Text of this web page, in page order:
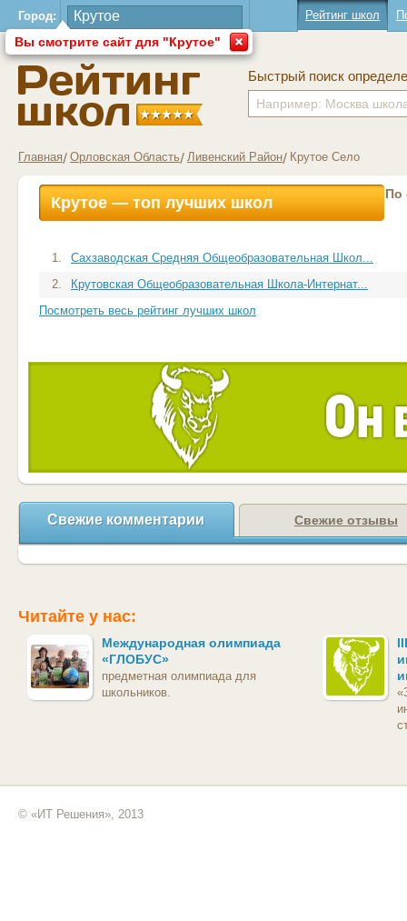
Город:
Вы смотрите сайт для "Крутое"
Рейтинг школ
Быстрый поиск
Главная Орловская Область Ливенский Район Крутое Село
Крутое — топ лучших школ По
1.
Сахзаводская Средняя Общеобразовательная Школ...
2.
Крутовская Общеобразовательная Школа-Интернат...
Посмотреть весь рейтинг лучших школ
Свежие комментарии Свежие отзывы
Читайте у нас:
Международная олимпиада
«ГЛОБУС»
предметная олимпиада для
школьников.
© «ИТ Решения», 2013